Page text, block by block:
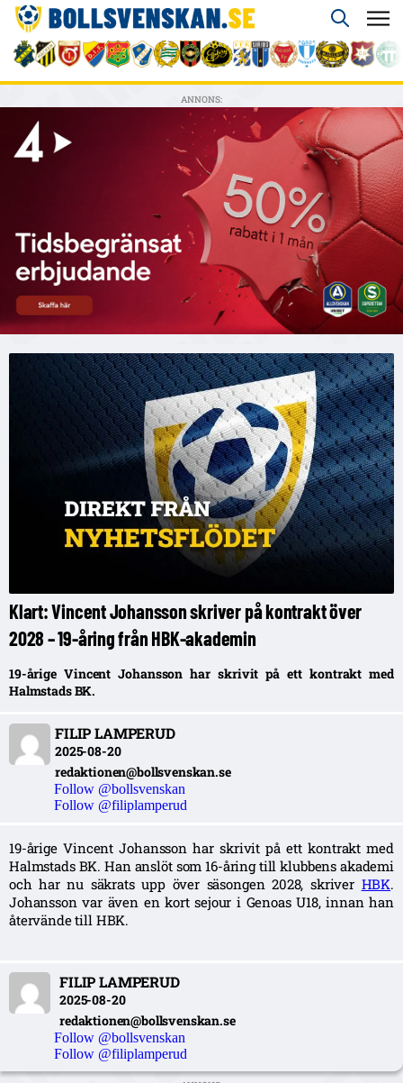
ANNONS:
Klart: Vincent Johansson skriver på kontrakt över
2028 – 19-åring från HBK-akademin
19-årige Vincent Johansson har skrivit på ett kontrakt med
Halmstads BK.
FILIP LAMPERUD
2025-08-20
redaktionen@bollsvenskan.se
Follow @bollsvenskan
Follow @filiplamperud
19-årige Vincent Johansson har skrivit på ett kontrakt med
Halmstads BK. Han anslöt som 16-åring till klubbens akademi
och har nu säkrats upp över säsongen 2028, skriver HBK.
Johansson var även en kort sejour i Genoas U18, innan han
återvände till HBK.
FILIP LAMPERUD
2025-08-20
redaktionen@bollsvenskan.se
Follow @bollsvenskan
Follow @filiplamperud